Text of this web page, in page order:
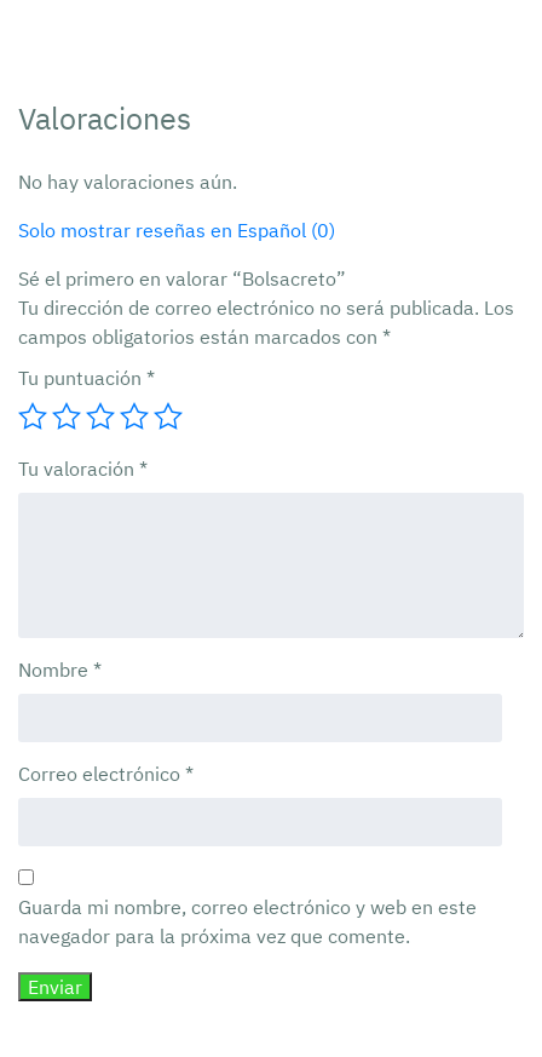
Valoraciones
No hay valoraciones aún.
Solo mostrar reseñas en Español (0)
Sé el primero en valorar “Bolsacreto”
Tu dirección de correo electrónico no será publicada. Los
campos obligatorios están marcados con *
Tu puntuación *
Tu valoración *
Nombre *
Correo electrónico *
Guarda mi nombre, correo electrónico y web en este
navegador para la próxima vez que comente.